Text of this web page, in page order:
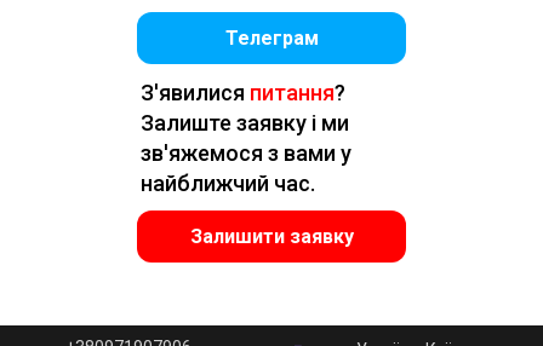
З'явилися питання?
Залиште заявку і ми
зв'яжемося з вами у
найближчий час.
Залишити заявку
Телеграм